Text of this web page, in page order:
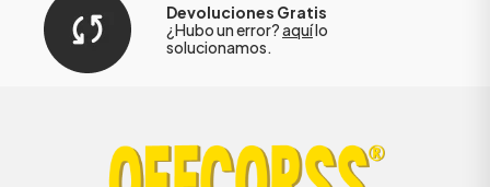
Devoluciones Gratis
¿Hubo un error?aquílo
solucionamos.